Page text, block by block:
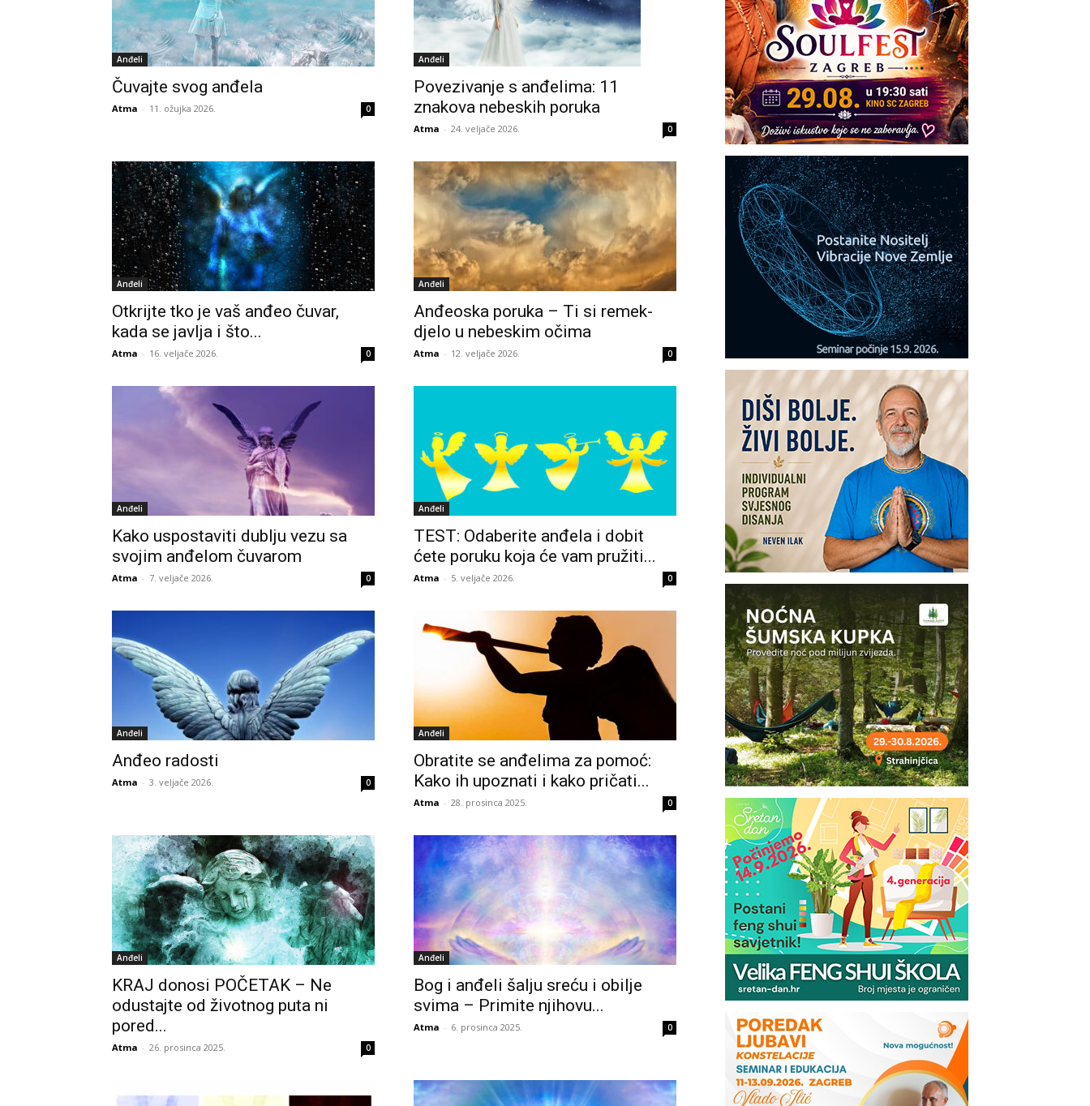
Anđeli
Čuvajte svog anđela
Atma - 11. ožujka 2026. 0
Anđeli
Povezivanje s anđelima: 11
znakova nebeskih poruka
Atma - 24. veljače 2026. 0
Anđeli
Otkrijte tko je vaš anđeo čuvar,
kada se javlja i što...
Atma - 16. veljače 2026. 0
Anđeli
Anđeoska poruka – Ti si remek-
djelo u nebeskim očima
Atma - 12. veljače 2026. 0
Anđeli
Kako uspostaviti dublju vezu sa
svojim anđelom čuvarom
Atma - 7. veljače 2026. 0
Anđeli
TEST: Odaberite anđela i dobit
ćete poruku koja će vam pružiti...
Atma - 5. veljače 2026. 0
Anđeli
Anđeo radosti
Atma - 3. veljače 2026. 0
Anđeli
Obratite se anđelima za pomoć:
Kako ih upoznati i kako pričati...
Atma - 28. prosinca 2025. 0
Anđeli
KRAJ donosi POČETAK – Ne
odustajte od životnog puta ni
pored...
Atma - 26. prosinca 2025. 0
Anđeli
Bog i anđeli šalju sreću i obilje
svima – Primite njihovu...
Atma - 6. prosinca 2025. 0